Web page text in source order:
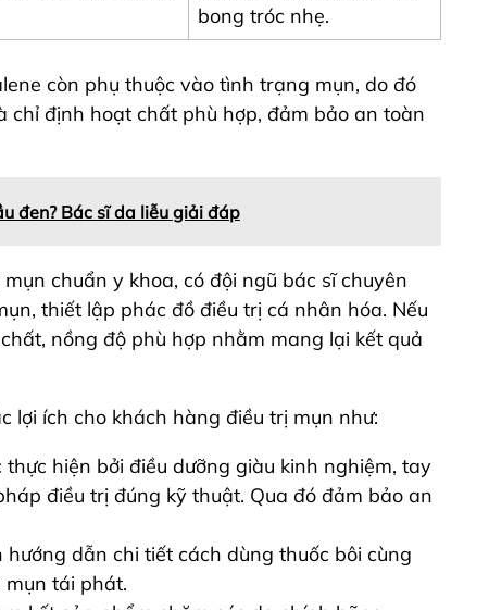
bong tróc nhẹ.
còn phụ thuộc vào tình trạng mụn, do đó
chỉ định hoạt chất phù hợp, đảm bảo an toàn
đen? Bác sĩ da liễu giải đáp
chuẩn y khoa, có đội ngũ bác sĩ chuyên
thiết lập phác đồ điều trị cá nhân hóa. Nếu
nồng độ phù hợp nhằm mang lại kết quả
lợi ích cho khách hàng điều trị mụn như:
hiện bởi điều dưỡng giàu kinh nghiệm, tay
điều trị đúng kỹ thuật. Qua đó đảm bảo an
dẫn chi tiết cách dùng thuốc bôi cùng
tái phát.